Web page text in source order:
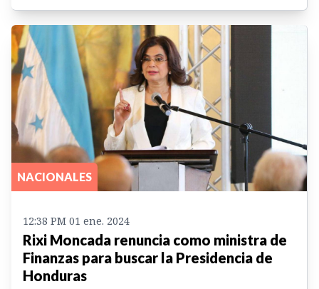
NACIONALES
12:38 PM 01 ene. 2024
Rixi Moncada renuncia como ministra de
Finanzas para buscar la Presidencia de
Honduras